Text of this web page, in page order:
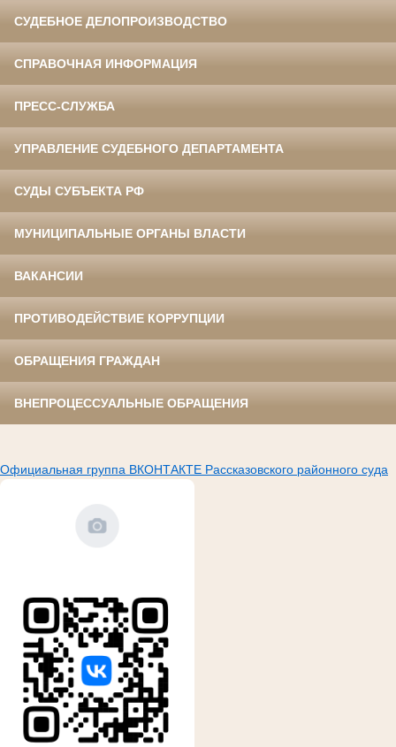
СУДЕБНОЕ ДЕЛОПРОИЗВОДСТВО
СПРАВОЧНАЯ ИНФОРМАЦИЯ
ПРЕСС-СЛУЖБА
УПРАВЛЕНИЕ СУДЕБНОГО ДЕПАРТАМЕНТА
СУДЫ СУБЪЕКТА РФ
МУНИЦИПАЛЬНЫЕ ОРГАНЫ ВЛАСТИ
ВАКАНСИИ
ПРОТИВОДЕЙСТВИЕ КОРРУПЦИИ
ОБРАЩЕНИЯ ГРАЖДАН
ВНЕПРОЦЕССУАЛЬНЫЕ ОБРАЩЕНИЯ
Официальная группа ВКОНТАКТЕ Рассказовского районного суда